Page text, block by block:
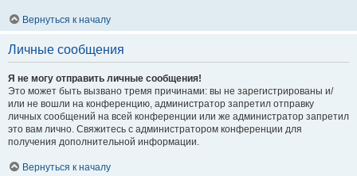
Вернуться к началу
Личные сообщения
Я не могу отправить личные сообщения!
Это может быть вызвано тремя причинами: вы не зарегистрированы и/
или не вошли на конференцию, администратор запретил отправку
личных сообщений на всей конференции или же администратор запретил
это вам лично. Свяжитесь с администратором конференции для
получения дополнительной информации.
Вернуться к началу